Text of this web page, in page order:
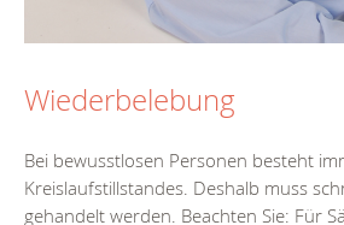
Wiederbelebung
Bei bewusstlosen Personen besteht
Kreislaufstillstandes. Deshalb muss
gehandelt werden. Beachten Sie: Für